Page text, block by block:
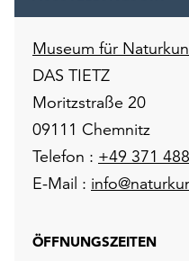
Museum für
DAS TIETZ
Moritzstraße 20
09111 Chemnitz
Telefon : +49 371
E-Mail :
ÖFFNUNGSZEITEN